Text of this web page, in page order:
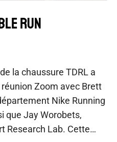
RUN
la chaussure TDRL a
Zoom avec Brett
Nike Running
que Jay Worobets,
Research Lab. Cette…